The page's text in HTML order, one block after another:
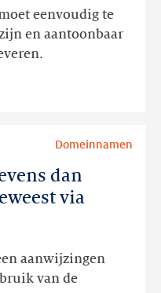
eenvoudig te
en aantoonbaar
dan
via
Domeinnamen
aanwijzingen
van de